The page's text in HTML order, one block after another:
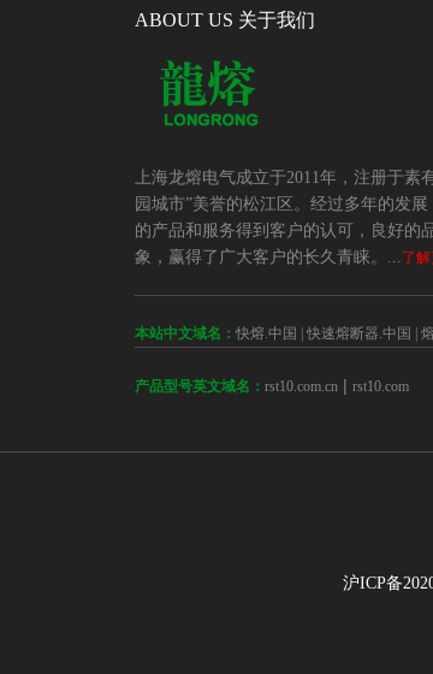
ABOUT US 关于我们
上海龙熔电气成立于2011年，注册于素
园城市”美誉的松江区。经过多年的发展
的产品和服务得到客户的认可，良好的
象，赢得了广大客户的长久青睐。...了
本站中文域名： 快熔.中国 快速熔断器.中国
产品型号英文域名： rst10.com.cn | rst10.com
沪ICP备